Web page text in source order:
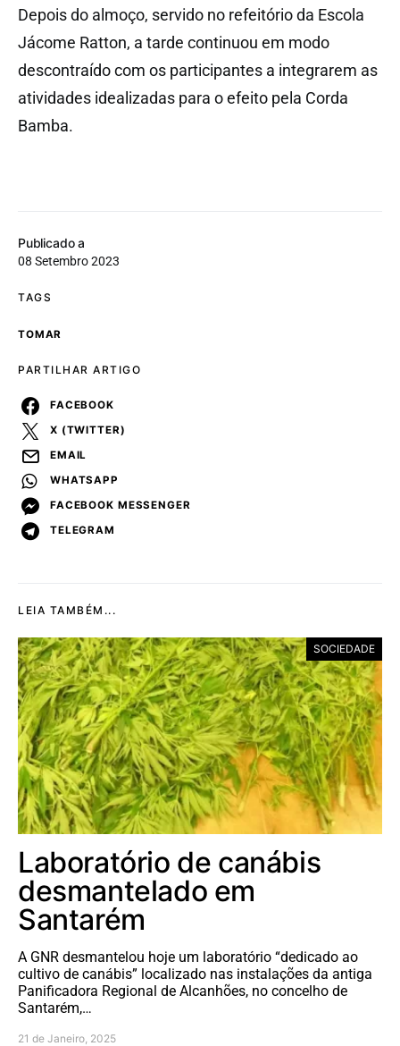
Publicado a
08 Setembro 2023
TAGS
TOMAR
PARTILHAR ARTIGO
FACEBOOK
X (TWITTER)
EMAIL
WHATSAPP
FACEBOOK MESSENGER
TELEGRAM
Depois do almoço, servido no refeitório da Escola
Jácome Ratton, a tarde continuou em modo
descontraído com os participantes a integrarem as
atividades idealizadas para o efeito pela Corda
Bamba.
LEIA TAMBÉM...
SOCIEDADE
Laboratório de canábis
desmantelado em
Santarém
A GNR desmantelou hoje um laboratório “dedicado ao
cultivo de canábis” localizado nas instalações da antiga
Panificadora Regional de Alcanhões, no concelho de
Santarém,…
21 de Janeiro, 2025